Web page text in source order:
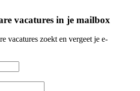
vacatures in je mailbox
vacatures zoekt en vergeet je e-